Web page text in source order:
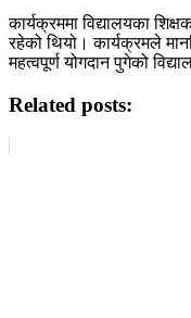
कार्यक्रममा विद्यालयका
रहेको थियो। कार्यक्रमले
महत्वपूर्ण योगदान पुगेको
Related posts: